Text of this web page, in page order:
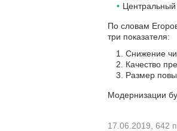
По словам
три показателя:
Снижение
Качество
Размер
Модернизации
17.06.2019, 642